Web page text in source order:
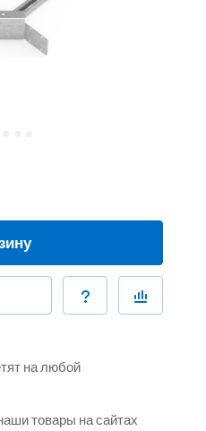
на любой
товары на сайтах